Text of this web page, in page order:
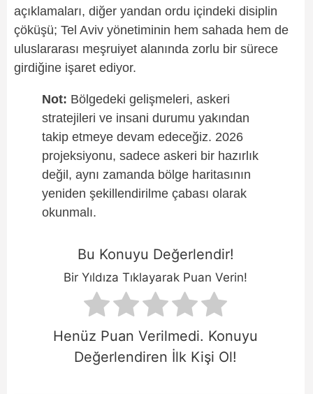
açıklamaları, diğer yandan ordu içindeki disiplin
çöküşü; Tel Aviv yönetiminin hem sahada hem de
uluslararası meşruiyet alanında zorlu bir sürece
girdiğine işaret ediyor.
Not: Bölgedeki gelişmeleri, askeri
stratejileri ve insani durumu yakından
takip etmeye devam edeceğiz. 2026
projeksiyonu, sadece askeri bir hazırlık
değil, aynı zamanda bölge haritasının
yeniden şekillendirilme çabası olarak
okunmalı.
Bu Konuyu Değerlendir!
Bir Yıldıza Tıklayarak Puan Verin!
Henüz Puan Verilmedi. Konuyu
Değerlendiren İlk Kişi Ol!